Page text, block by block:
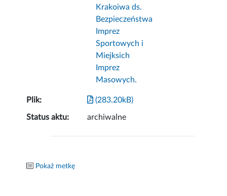
Krakoiwa ds.
Bezpieczeństwa
Imprez
Sportowych i
Miejksich
Imprez
Masowych.
Plik: (283.20kB)
Status aktu: archiwalne
Pokaż metkę